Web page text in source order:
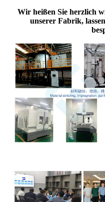
Wir heißen Sie herzlich
unserer Fabrik,